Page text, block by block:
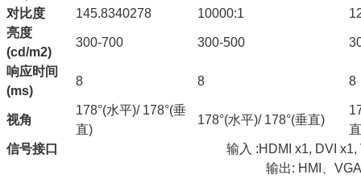
对比度
145.8340278 10000:1
亮度
(cd/m2)
300-700 300-500
响应时间
(ms)
8 8 8
视角
178°(水平)/ 178°(垂
直)
178°(水平)/ 178°(垂直)
信号接口
输入 :HDMI x1, DVI x1,
输出: HMI、